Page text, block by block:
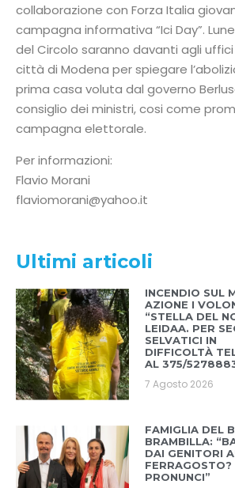
collaborazione con Forza Italia
campagna informativa “Ici Day”.
del Circolo saranno davanti agli
città di Modena per spiegare
prima casa voluta dal governo
consiglio dei ministri, cosi come
campagna elettorale.
Per informazioni:
Flavio Morani
flaviomorani@yahoo.it
Ultimi articoli
INCENDIO SUL
AZIONE I
“STELLA DEL
LEIDAA. PER
SELVATICI IN
DIFFICOLTÀ
AL 375/
7 Agosto 2026
FAMIGLIA DEL
BRAMBILLA:
DAI GENITORI
PRONUNCI”